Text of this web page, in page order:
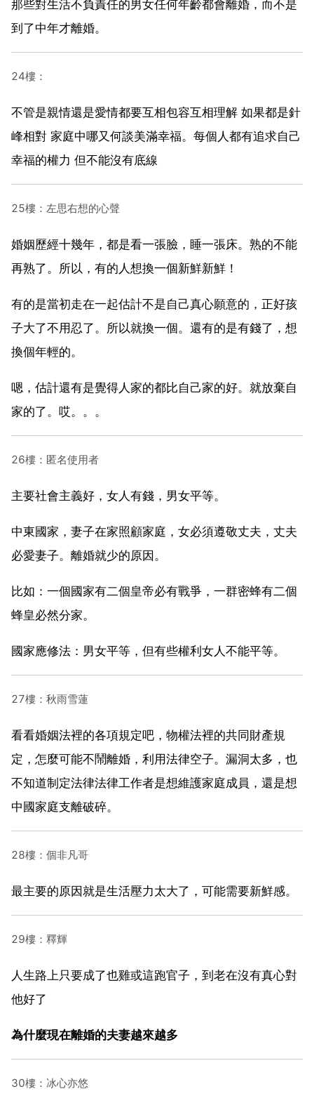
那些對生活不負責任的男女任何年齡都會離婚，而不是
到了中年才離婚。
24樓：
不管是親情還是愛情都要互相包容互相理解 如果都是針
峰相對 家庭中哪又何談美滿幸福。每個人都有追求自己
幸福的權力 但不能沒有底線
25樓：左思右想的心聲
婚姻歷經十幾年，都是看一張臉，睡一張床。熟的不能
再熟了。所以，有的人想換一個新鮮新鮮！
有的是當初走在一起估計不是自己真心願意的，正好孩
子大了不用忍了。所以就換一個。還有的是有錢了，想
換個年輕的。
嗯，估計還有是覺得人家的都比自己家的好。就放棄自
家的了。哎。。。
26樓：匿名使用者
主要社會主義好，女人有錢，男女平等。
中東國家，妻子在家照顧家庭，女必須遵敬丈夫，丈夫
必愛妻子。離婚就少的原因。
比如：一個國家有二個皇帝必有戰爭，一群密蜂有二個
蜂皇必然分家。
國家應修法：男女平等，但有些權利女人不能平等。
27樓：秋雨雪蓮
看看婚姻法裡的各項規定吧，物權法裡的共同財產規
定，怎麼可能不鬧離婚，利用法律空子。漏洞太多，也
不知道制定法律法律工作者是想維護家庭成員，還是想
中國家庭支離破碎。
28樓：個非凡哥
最主要的原因就是生活壓力太大了，可能需要新鮮感。
29樓：釋輝
人生路上只要成了也雞或這跑官子，到老在沒有真心對
他好了
為什麼現在離婚的夫妻越來越多
30樓：冰心亦悠